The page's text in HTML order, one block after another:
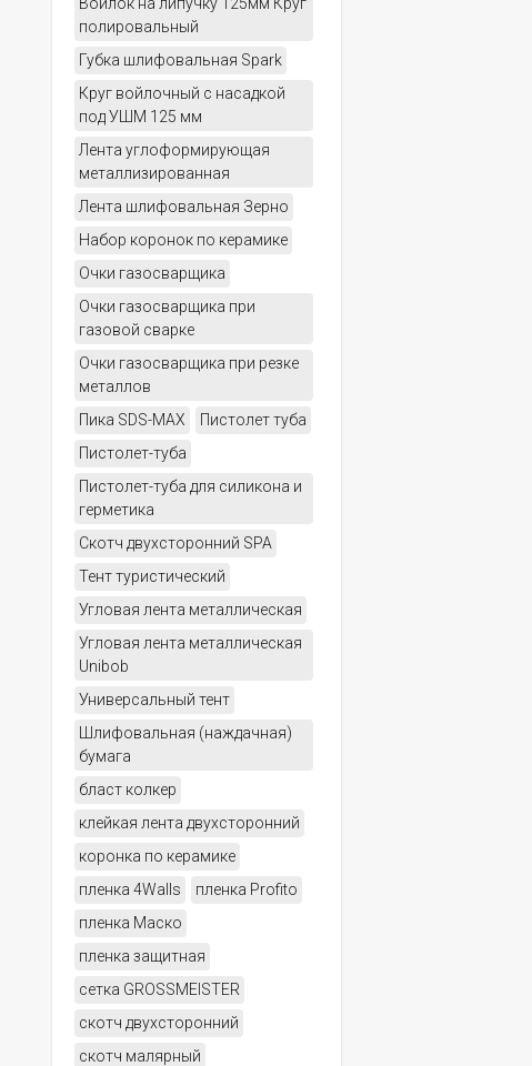
полировальный
Губка шлифовальная Spark
Круг войлочный с насадкой
под УШМ 125 мм
Лента углоформирующая
металлизированная
Лента шлифовальная Зерно
Набор коронок по керамике
Очки газосварщика
Очки газосварщика при
газовой сварке
Очки газосварщика при резке
металлов
Пика SDS-МАХ
Пистолет туба
Пистолет-туба
Пистолет-туба для силикона и
герметика
Скотч двухсторонний SPA
Тент туристический
Угловая лента металлическая
Угловая лента металлическая
Unibob
Универсальный тент
Шлифовальная (наждачная)
бумага
бласт колкер
клейкая лента двухсторонний
коронка по керамике
пленка 4Walls
пленка Profito
пленка Маско
пленка защитная
сетка GROSSMEISTER
скотч двухсторонний
скотч малярный